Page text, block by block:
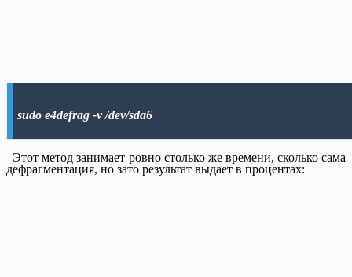
sudo e4defrag -v /dev/sda6
Этот метод занимает ровно столько же времени, сколько сама
дефрагментация, но зато результат выдает в процентах: